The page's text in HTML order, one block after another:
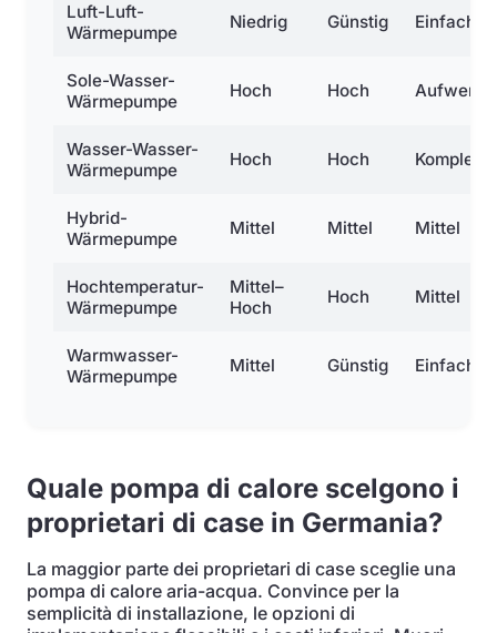
Luft-Luft-
Wärmepumpe
Niedrig Günstig Einfach
Sole-Wasser-
Wärmepumpe
Hoch Hoch
Wasser-Wasser-
Wärmepumpe
Hoch Hoch Komplex
Hybrid-
Wärmepumpe
Mittel Mittel Mittel
Hochtemperatur-
Wärmepumpe
Mittel–
Hoch
Hoch Mittel
Warmwasser-
Wärmepumpe
Mittel Günstig Einfach
Quale pompa di calore scelgono i
proprietari di case in Germania?
La maggior parte dei proprietari di case sceglie una
pompa di calore aria-acqua. Convince per la
semplicità di installazione, le opzioni di